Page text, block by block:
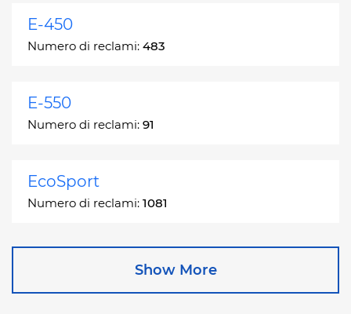
E-450
Numero di reclami: 483
E-550
Numero di reclami: 91
EcoSport
Numero di reclami: 1081
Show More